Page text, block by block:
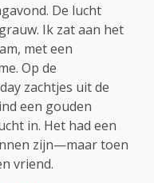
De lucht
Ik zat aan het
met een
Op de
zachtjes uit de
een gouden
in. Het had een
zijn—maar toen
vriend.